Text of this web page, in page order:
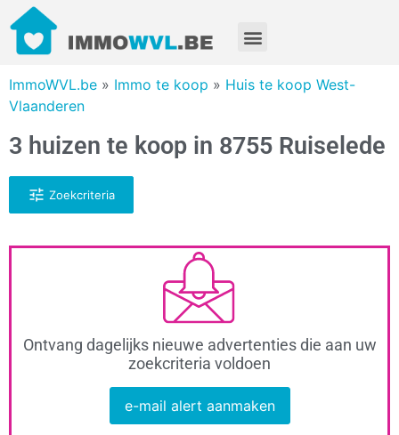
ImmoWVL.be » Immo te koop » Huis te koop West-
Vlaanderen
3 huizen te koop in 8755 Ruiselede
Zoekcriteria
Ontvang dagelijks nieuwe advertenties die aan uw
zoekcriteria voldoen
e-mail alert aanmaken